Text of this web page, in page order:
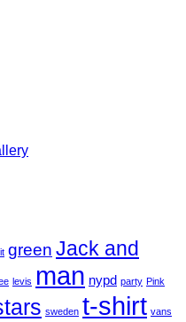
Keine
with
A
Gallery
green Jack and
levis man nypd party Pink
sweden t-shirt vans